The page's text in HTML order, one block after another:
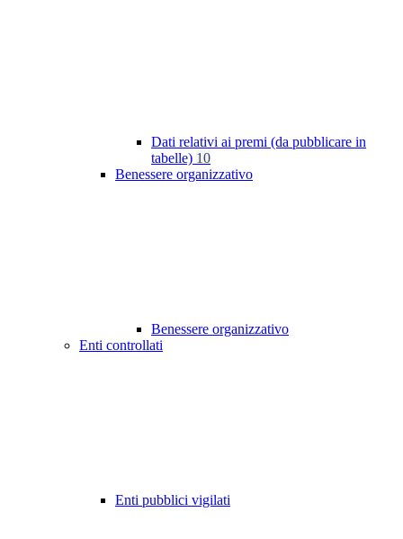
Dati relativi ai premi (da pubblicare in
tabelle) 10
Benessere organizzativo
Benessere organizzativo
Enti controllati
Enti pubblici vigilati